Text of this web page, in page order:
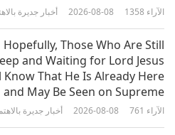
اصدقاؤنا الحيوانات مثلنا!، الجزء 2 من 2‏
أخبار جديرة 2026-08-08 1358 الآراء
Hopefully, Those Who Are Still
and Waiting for Lord Jesus
Know That He Is Already Here
and May Be Seen on Supreme
Master Television
أخبار جديرة 2026-08-08 761 الآراء